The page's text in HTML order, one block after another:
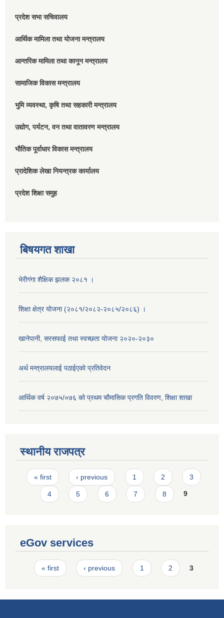
प्रदेश सभा सचिवालय
आर्थिक मामिला तथा योजना मन्त्रालय
आन्तरिक मामिला तथा कानून मन्त्रालय
सामाजिक विकास मन्त्रालय
भुमि व्यवस्था, कृषि तथा सहकारी मन्त्रालय
उद्योग, पर्यटन, वन तथा वातावरण मन्त्रालय
भौतिक पूर्वाधार विकास मन्त्रालय
प्रादेशिक लेखा नियन्त्रक कार्यालय
प्रदेश शिक्षा समुह
बिषयगत शाखा
भेरीगंगा शैक्षिक झलक २०८१ ।
शिक्षा क्षेत्र योजना (२०८१/२०८२-२०८५/२०८६) ।
खानेपानी, सरसफाई तथा स्वच्छता योजना २०२०-२०३०
अर्थ मन्त्रालयलाई पठाईएको प्रतिवेदन
आर्थिक वर्ष २०७५/०७६ को प्रथम चौमासिक प्रगति विवरण, शिक्षा शाखा
स्थानीय राजपत्र
Pages
« first ‹ previous 1 2 3
4 5 6 7 8 9
eGov services
Pages
« first ‹ previous 1 2 3